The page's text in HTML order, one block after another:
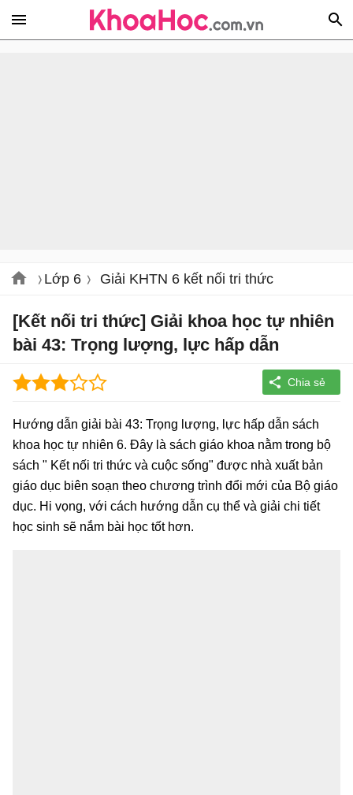
Lớp 6 Giải KHTN 6 kết nối tri thức
[Kết nối tri thức] Giải khoa học tự nhiên
bài 43: Trọng lượng, lực hấp dẫn
Hướng dẫn giải bài 43: Trọng lượng, lực hấp dẫn sách
khoa học tự nhiên 6. Đây là sách giáo khoa nằm trong bộ
sách " Kết nối tri thức và cuộc sống" được nhà xuất bản
giáo dục biên soạn theo chương trình đổi mới của Bộ giáo
dục. Hi vọng, với cách hướng dẫn cụ thể và giải chi tiết
học sinh sẽ nắm bài học tốt hơn.